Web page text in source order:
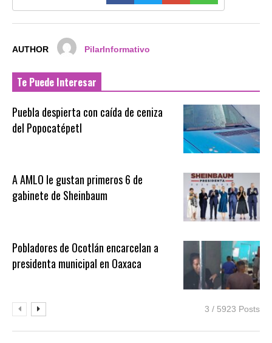
AUTHOR PilarInformativo
Te Puede Interesar
Puebla despierta con caída de ceniza
del Popocatépetl
A AMLO le gustan primeros 6 de
gabinete de Sheinbaum
Pobladores de Ocotlán encarcelan a
presidenta municipal en Oaxaca
3 / 5923 Posts